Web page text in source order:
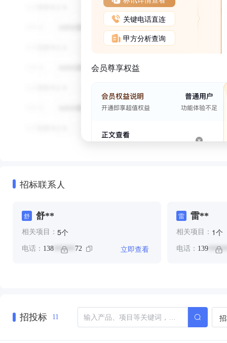
关键电话直连
甲方分析查询
会员尊享权益
招标联系人
舒 舒**
相关项目： 5个
电话： 138 ****** 72 立即查看
雷 雷**
相关项目： 1个
电话： 139
招投标 11